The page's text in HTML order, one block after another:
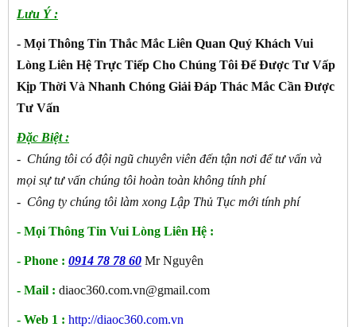
Lưu Ý :
- Mọi Thông Tin Thắc Mắc Liên Quan Quý Khách Vui
Lòng Liên Hệ Trực Tiếp Cho Chúng Tôi Để Được Tư Vấp
Kịp Thời Và Nhanh Chóng Giải Đáp Thác Mắc Cần Được
Tư Vấn
Đặc Biệt :
- Chúng tôi có đội ngũ chuyên viên đến tận nơi để tư vấn và
mọi sự tư vấn chúng tôi hoàn toàn không tính phí
- Công ty chúng tôi làm xong Lập Thủ Tục mới tính phí
- Mọi Thông Tin Vui Lòng Liên Hệ :
- Phone : 0914 78 78 60 Mr Nguyên
- Mail : diaoc360.com.vn@gmail.com
- Web 1 : http://diaoc360.com.vn